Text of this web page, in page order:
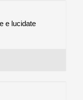
e lucidate